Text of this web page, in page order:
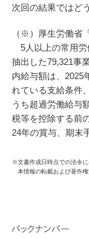
次回の結果ではど
（※）厚生労働省
5人以上の常用労
抽出した79,321事
内給与額は、2025
れている支給条件
うち超過労働給与
税等を控除する前
24年の賞与、期末
※文書作成日時点での法令に
本情報の転載および著作権